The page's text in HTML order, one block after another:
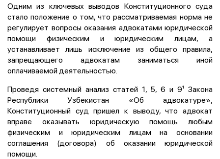
Одним из ключевых выводов Конституционного суда
стало положение о том, что рассматриваемая норма не
регулирует вопросы оказания адвокатами юридической
помощи физическим и юридическим лицам, а
устанавливает лишь исключение из общего правила,
запрещающего адвокатам заниматься иной
оплачиваемой деятельностью.
Проведя системный анализ статей 1, 5, 6 и 9¹ Закона
Республики Узбекистан «Об адвокатуре»,
Конституционный суд пришел к выводу, что адвокат
вправе оказывать юридическую помощь любым
физическим и юридическим лицам на основании
соглашения (договора) об оказании юридической
помощи.